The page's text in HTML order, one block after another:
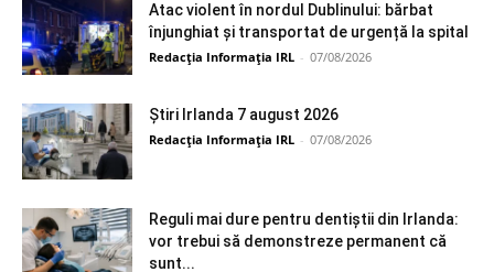
Atac violent în nordul Dublinului: bărbat
înjunghiat și transportat de urgență la spital
Redacția Informația IRL - 07/08/2026
Știri Irlanda 7 august 2026
Redacția Informația IRL - 07/08/2026
Reguli mai dure pentru dentiștii din Irlanda:
vor trebui să demonstreze permanent că
sunt...